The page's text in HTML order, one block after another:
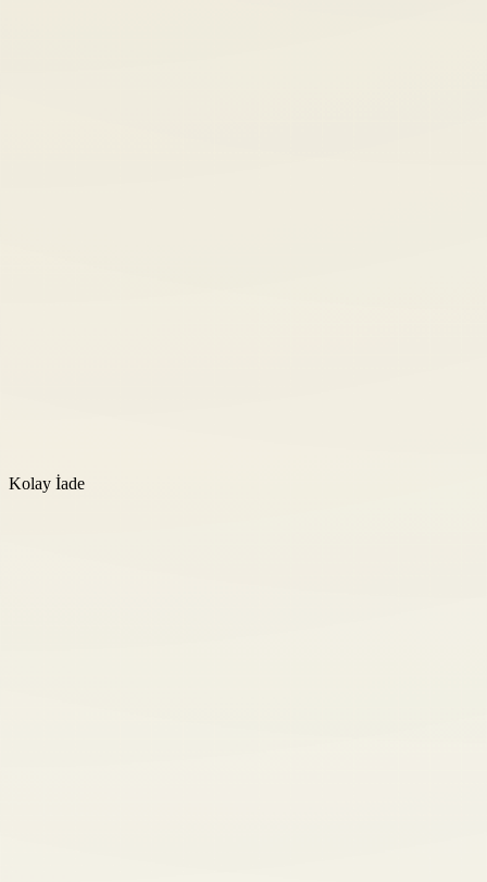
Kolay İade